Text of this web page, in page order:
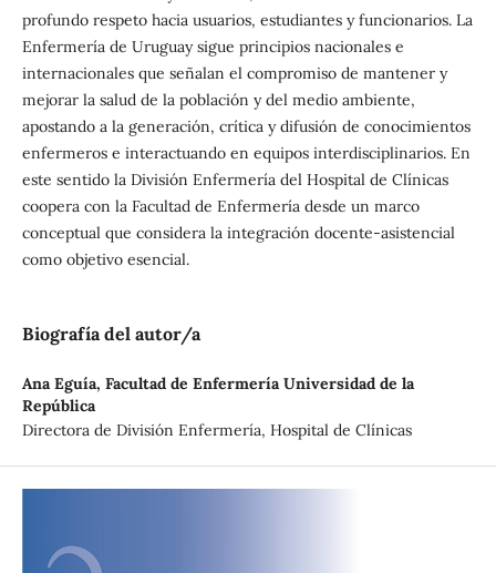
profundo respeto hacia usuarios, estudiantes y funcionarios. La
Enfermería de Uruguay sigue principios nacionales e
internacionales que señalan el compromiso de mantener y
mejorar la salud de la población y del medio ambiente,
apostando a la generación, crítica y difusión de conocimientos
enfermeros e interactuando en equipos interdisciplinarios. En
este sentido la División Enfermería del Hospital de Clínicas
coopera con la Facultad de Enfermería desde un marco
conceptual que considera la integración docente-asistencial
como objetivo esencial.
Biografía del autor/a
Ana Eguía, Facultad de Enfermería Universidad de la
República
Directora de División Enfermería, Hospital de Clínicas